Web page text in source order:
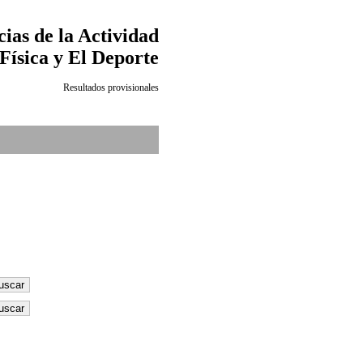
de la Actividad
Física y El Deporte
Resultados provisionales